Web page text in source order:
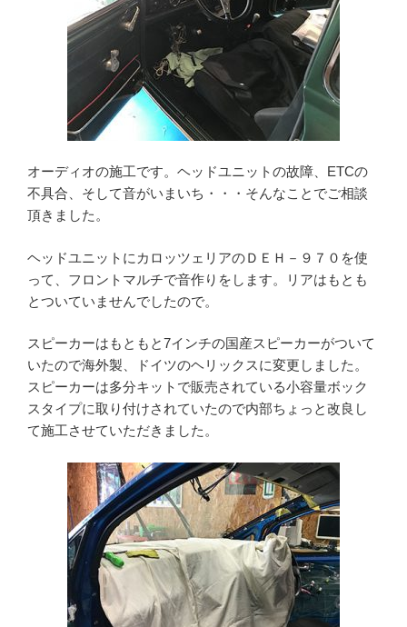
オーディオの施工です。ヘッドユニットの故障、ETCの
不具合、そして音がいまいち・・・そんなことでご相談
頂きました。
ヘッドユニットにカロッツェリアのＤＥＨ－９７０を使
って、フロントマルチで音作りをします。リアはもとも
とついていませんでしたので。
スピーカーはもともと7インチの国産スピーカーがついて
いたので海外製、ドイツのヘリックスに変更しました。
スピーカーは多分キットで販売されている小容量ボック
スタイプに取り付けされていたので内部ちょっと改良し
て施工させていただきました。